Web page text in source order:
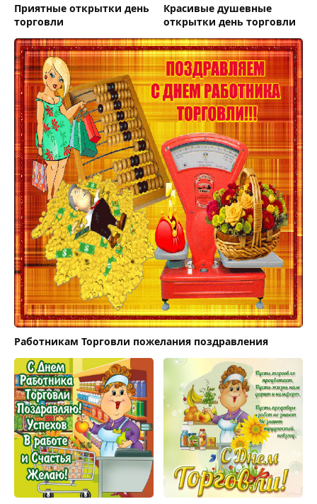
Приятные открытки день
торговли
Красивые душевные
открытки день торговли
Работникам Торговли пожелания поздравления